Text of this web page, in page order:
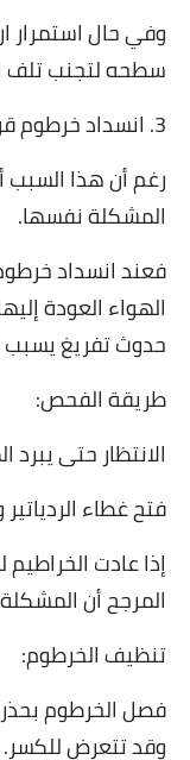
وفي حال استمرار
سطحه لتجنب تلف
3. انسداد خرطوم قربة المياه (Vent Hose)
رغم أن هذا السبب
المشكلة نفسها.
فعند انسداد
الهواء العودة
حدوث تفريغ يسبب
طريقة الفحص:
الانتظار حتى يبرد
فتح غطاء
إذا عادت
المرجح أن
تنظيف الخرطوم:
فصل الخرطوم
وقد تتعرض للكسر.